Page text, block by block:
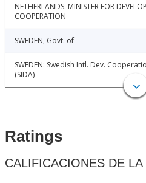
NETHERLANDS: MINISTER FOR
COOPERATION
SWEDEN, Govt. of
SWEDEN: Swedish Intl. Dev.
(SIDA)
Ratings
CALIFICACIONES DE